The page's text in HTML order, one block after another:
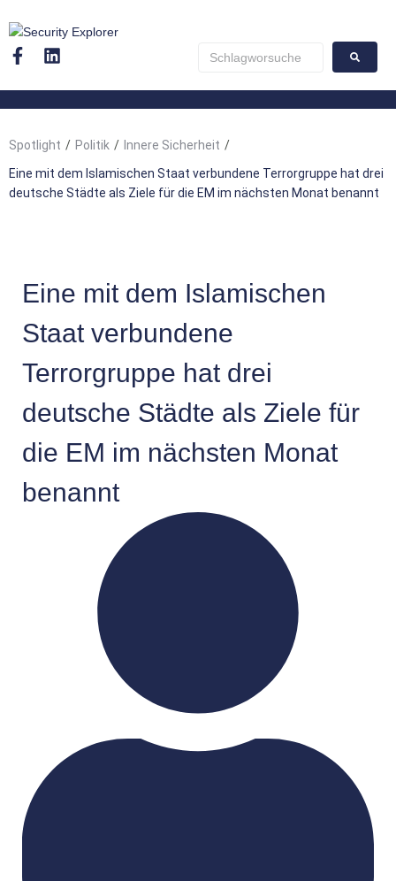
Spotlight / Politik / Innere Sicherheit /
Eine mit dem Islamischen Staat verbundene Terrorgruppe hat drei
deutsche Städte als Ziele für die EM im nächsten Monat benannt
Eine mit dem Islamischen
Staat verbundene
Terrorgruppe hat drei
deutsche Städte als Ziele für
die EM im nächsten Monat
benannt